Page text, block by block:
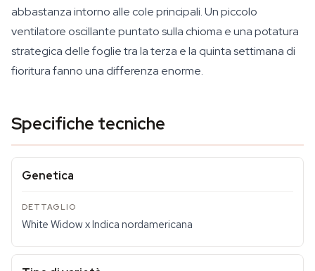
abbastanza intorno alle cole principali. Un piccolo
ventilatore oscillante puntato sulla chioma e una potatura
strategica delle foglie tra la terza e la quinta settimana di
fioritura fanno una differenza enorme.
Specifiche tecniche
Genetica
White Widow x Indica nordamericana